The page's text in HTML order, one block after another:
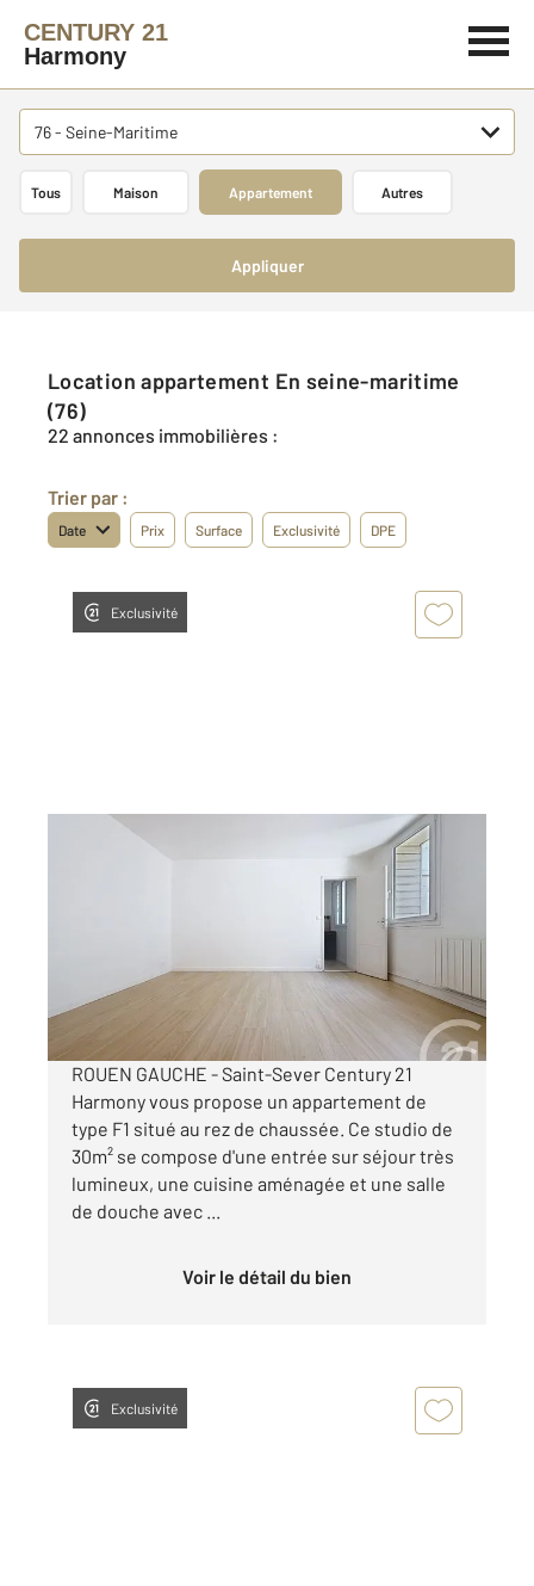
CENTURY 21
Harmony
76 - Seine-Maritime
Tous Maison Appartement Autres
Appliquer
Location appartement En seine-maritime
(76)
22 annonces immobilières :
Trier par :
Date Prix Surface Exclusivité DPE
Exclusivité
ROUEN 76
480 €
par mois charges comprises
ROUEN GAUCHE - Saint-Sever Century 21
Harmony vous propose un appartement de
type F1 situé au rez de chaussée. Ce studio de
30m² se compose d'une entrée sur séjour très
lumineux, une cuisine aménagée et une salle
de douche avec ...
Voir le détail du bien
Exclusivité